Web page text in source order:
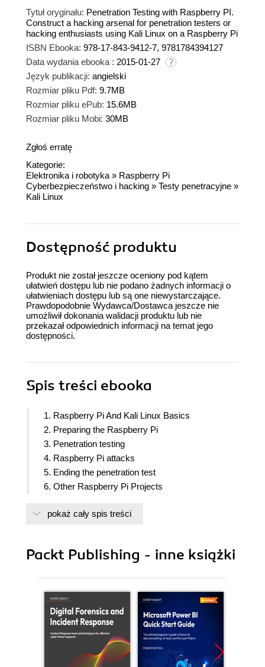
Tytuł oryginału: Penetration Testing with Raspberry PI.
Construct a hacking arsenal for penetration testers or
hacking enthusiasts using Kali Linux on a Raspberry Pi
ISBN Ebooka: 978-17-843-9412-7, 9781784394127
Data wydania ebooka : 2015-01-27
Język publikacji: angielski
Rozmiar pliku Pdf: 9.7MB
Rozmiar pliku ePub: 15.6MB
Rozmiar pliku Mobi: 30MB
Zgłoś erratę
Kategorie:
Elektronika i robotyka » Raspberry Pi
Cyberbezpieczeństwo i hacking » Testy penetracyjne »
Kali Linux
Dostępność produktu
Produkt nie został jeszcze oceniony pod kątem
ułatwień dostępu lub nie podano żadnych informacji o
ułatwieniach dostępu lub są one niewystarczające.
Prawdopodobnie Wydawca/Dostawca jeszcze nie
umożliwił dokonania walidacji produktu lub nie
przekazał odpowiednich informacji na temat jego
dostępności.
Spis treści ebooka
1. Raspberry Pi And Kali Linux Basics
2. Preparing the Raspberry Pi
3. Penetration testing
4. Raspberry Pi attacks
5. Ending the penetration test
6. Other Raspberry Pi Projects
pokaż cały spis treści
Packt Publishing - inne książki